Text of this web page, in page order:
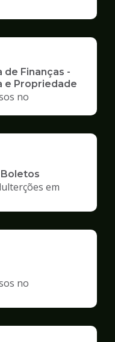
Finanças -
e Propriedade
no
em
no